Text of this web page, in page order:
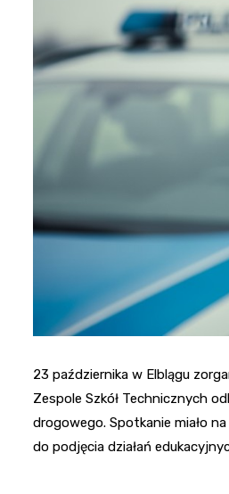
23 października w Elblągu
Zespole Szkół Technicznych
drogowego. Spotkanie miało
do podjęcia działań